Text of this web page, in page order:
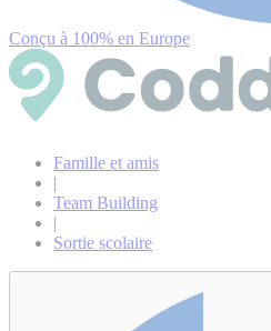
Conçu à 100% en Europe
Famille et amis
|
Team Building
|
Sortie scolaire